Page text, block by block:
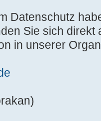
Datenschutz
Sie sich direkt
in unserer